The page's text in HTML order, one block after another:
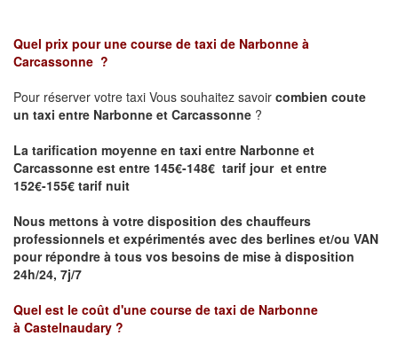
Quel prix pour une course de taxi de Narbonne à
Carcassonne ?
Pour réserver votre taxi Vous souhaitez savoir combien coute
un taxi entre Narbonne et Carcassonne ?
La tarification moyenne en taxi entre Narbonne et
Carcassonne est entre 145€-148€ tarif jour et entre
152€-155€ tarif nuit
Nous mettons à votre disposition des chauffeurs
professionnels et expérimentés avec des berlines et/ou VAN
pour répondre à tous vos besoins de mise à disposition
24h/24, 7j/7
Quel est le coût d'une course de taxi de Narbonne
à Castelnaudary ?